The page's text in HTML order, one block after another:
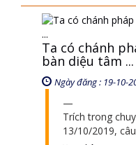
Phù điêu bên
điện có ý nghĩa
Trích trong
ngày 27/10/